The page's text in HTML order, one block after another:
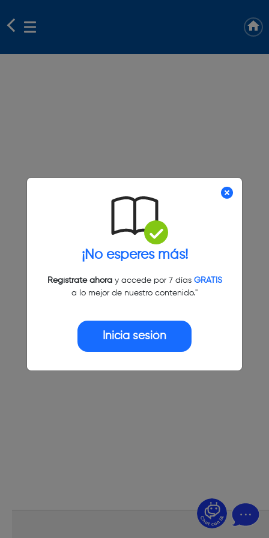
¡No esperes más!
Regístrate ahoray accede por 7 días GRATIS
a lo mejor de nuestro contenido."
Inicia sesión